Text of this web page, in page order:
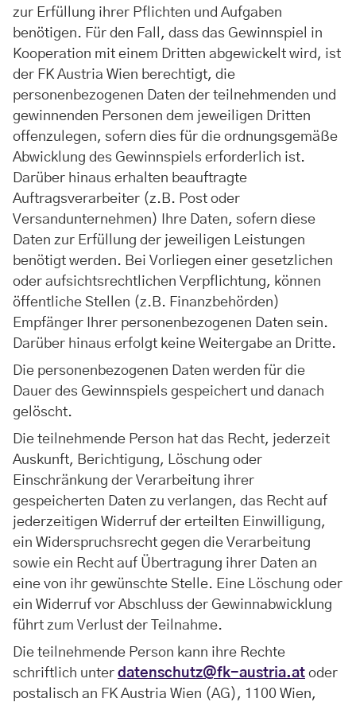
zur Erfüllung ihrer Pflichten und Aufgaben
benötigen. Für den Fall, dass das Gewinnspiel in
Kooperation mit einem Dritten abgewickelt wird, ist
der FK Austria Wien berechtigt, die
personenbezogenen Daten der teilnehmenden und
gewinnenden Personen dem jeweiligen Dritten
offenzulegen, sofern dies für die ordnungsgemäße
Abwicklung des Gewinnspiels erforderlich ist.
Darüber hinaus erhalten beauftragte
Auftragsverarbeiter (z.B. Post oder
Versandunternehmen) Ihre Daten, sofern diese
Daten zur Erfüllung der jeweiligen Leistungen
benötigt werden. Bei Vorliegen einer gesetzlichen
oder aufsichtsrechtlichen Verpflichtung, können
öffentliche Stellen (z.B. Finanzbehörden)
Empfänger Ihrer personenbezogenen Daten sein.
Darüber hinaus erfolgt keine Weitergabe an Dritte.
Die personenbezogenen Daten werden für die
Dauer des Gewinnspiels gespeichert und danach
gelöscht.
Die teilnehmende Person hat das Recht, jederzeit
Auskunft, Berichtigung, Löschung oder
Einschränkung der Verarbeitung ihrer
gespeicherten Daten zu verlangen, das Recht auf
jederzeitigen Widerruf der erteilten Einwilligung,
ein Widerspruchsrecht gegen die Verarbeitung
sowie ein Recht auf Übertragung ihrer Daten an
eine von ihr gewünschte Stelle. Eine Löschung oder
ein Widerruf vor Abschluss der Gewinnabwicklung
führt zum Verlust der Teilnahme.
Die teilnehmende Person kann ihre Rechte
schriftlich unter datenschutz@fk-austria.at oder
postalisch an FK Austria Wien (AG), 1100 Wien,